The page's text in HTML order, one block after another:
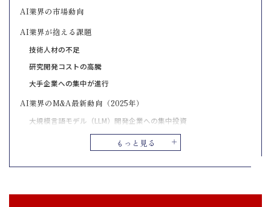
もっと見る
AI業界の市場動向
AI業界が抱える課題
技術人材の不足
研究開発コストの高騰
大手企業への集中が進行
AI業界のM&A最新動向（2025年）
大規模言語モデル（LLM）開発企業への集中投資
業務特化型AIソリューション企業の需要増加
競争激化にともなうリスクの分散